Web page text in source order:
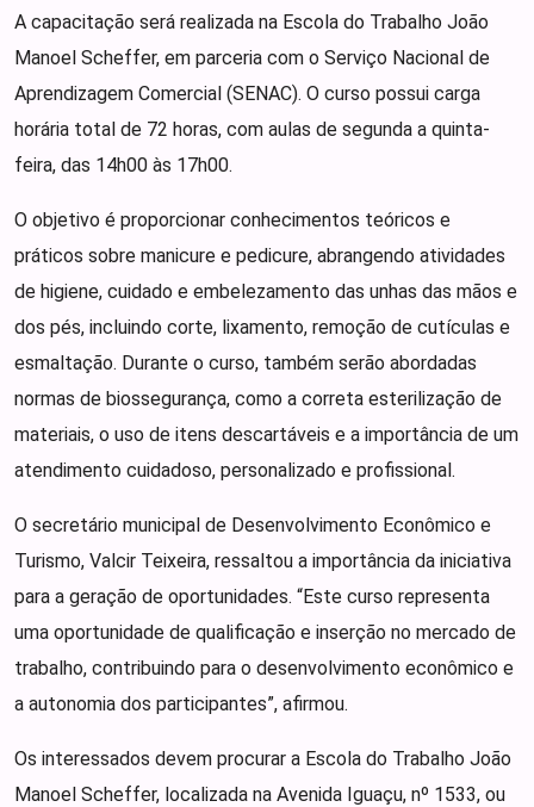
A capacitação será realizada na Escola do Trabalho João
Manoel Scheffer, em parceria com o Serviço Nacional de
Aprendizagem Comercial (SENAC). O curso possui carga
horária total de 72 horas, com aulas de segunda a quinta-
feira, das 14h00 às 17h00.
O objetivo é proporcionar conhecimentos teóricos e
práticos sobre manicure e pedicure, abrangendo atividades
de higiene, cuidado e embelezamento das unhas das mãos e
dos pés, incluindo corte, lixamento, remoção de cutículas e
esmaltação. Durante o curso, também serão abordadas
normas de biossegurança, como a correta esterilização de
materiais, o uso de itens descartáveis e a importância de um
atendimento cuidadoso, personalizado e profissional.
O secretário municipal de Desenvolvimento Econômico e
Turismo, Valcir Teixeira, ressaltou a importância da iniciativa
para a geração de oportunidades. “Este curso representa
uma oportunidade de qualificação e inserção no mercado de
trabalho, contribuindo para o desenvolvimento econômico e
a autonomia dos participantes”, afirmou.
Os interessados devem procurar a Escola do Trabalho João
Manoel Scheffer, localizada na Avenida Iguaçu, nº 1533, ou